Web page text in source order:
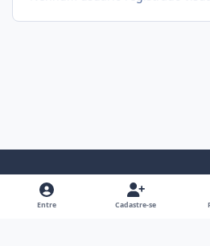
Modo ClaroModo EscuroPreferência do Sistema
Entre Cadastre-se